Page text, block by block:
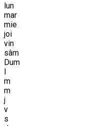
lun
mar
mie
joi
vin
sâm
Dum
l
m
m
j
v
s